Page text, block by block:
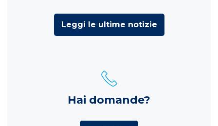
Leggi le ultime notizie
Hai domande?